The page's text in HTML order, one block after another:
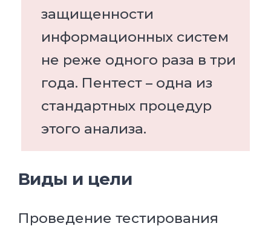
защищенности
информационных систем
не реже одного раза в три
года. Пентест – одна из
стандартных процедур
этого анализа.
Виды и цели
Проведение тестирования